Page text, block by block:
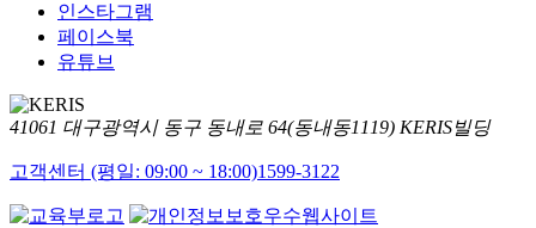
인스타그램
페이스북
유튜브
41061 대구광역시 동구 동내로 64(동내동1119) KERIS빌딩
고객센터 (평일: 09:00 ~ 18:00)1599-3122